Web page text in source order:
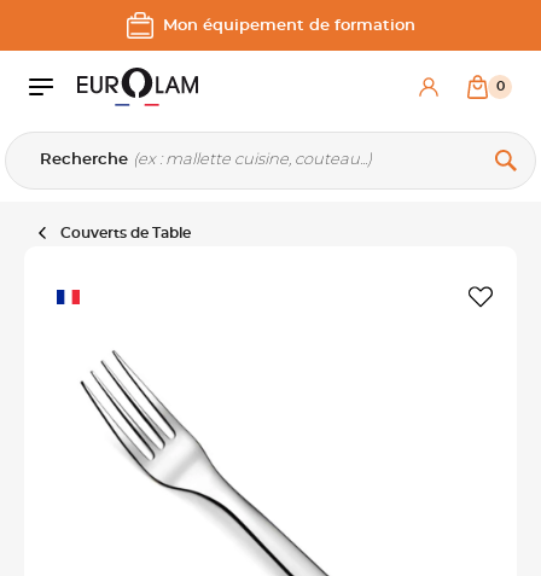
Aller au contenu
Aller à la navigation principale
Mon équipement de formation
Recherche
0
Couverts de Table